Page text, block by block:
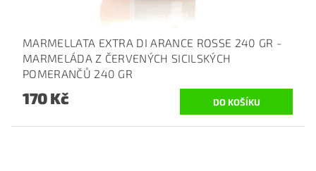
MARMELLATA EXTRA DI ARANCE ROSSE 240 GR -
MARMELÁDA Z ČERVENÝCH SICILSKÝCH
POMERANČŮ 240 GR
170 Kč